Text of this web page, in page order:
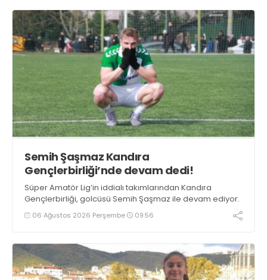
Semih Şaşmaz Kandıra
Gençlerbirliği’nde devam dedi!
Süper Amatör Lig’in iddialı takımlarından Kandıra
Gençlerbirliği, golcüsü Semih Şaşmaz ile devam ediyor.
06 Ağustos 2026 Perşembe 09:56